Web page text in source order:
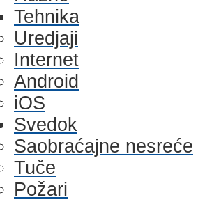
Tehnika
Uredjaji
Internet
Android
iOS
Svedok
Saobraćajne nesreće
Tuče
Požari